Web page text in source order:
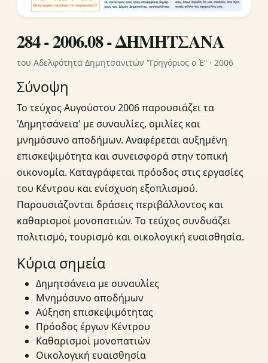
284 - 2006.08 - ΔΗΜΗΤΣΑΝΑ
του Αδελφότητα Δημητσανιτών “Γρηγόριος ο Έ” · 2006
Σύνοψη
Το τεύχος Αυγούστου 2006 παρουσιάζει τα
'Δημητσάνεια' με συναυλίες, ομιλίες και
μνημόσυνο αποδήμων. Αναφέρεται αυξημένη
επισκεψιμότητα και συνεισφορά στην τοπική
οικονομία. Καταγράφεται πρόοδος στις εργασίες
του Κέντρου και ενίσχυση εξοπλισμού.
Παρουσιάζονται δράσεις περιβάλλοντος και
καθαρισμοί μονοπατιών. Το τεύχος συνδυάζει
πολιτισμό, τουρισμό και οικολογική ευαισθησία.
Κύρια σημεία
Δημητσάνεια με συναυλίες
Μνημόσυνο αποδήμων
Αύξηση επισκεψιμότητας
Πρόοδος έργων Κέντρου
Καθαρισμοί μονοπατιών
Οικολογική ευαισθησία